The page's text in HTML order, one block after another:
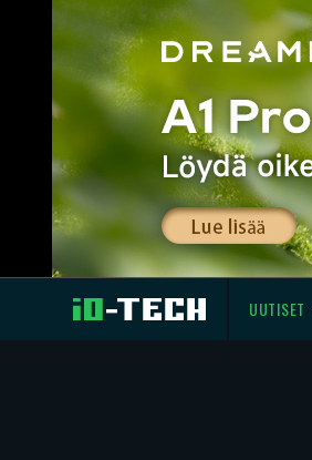
UUTISET